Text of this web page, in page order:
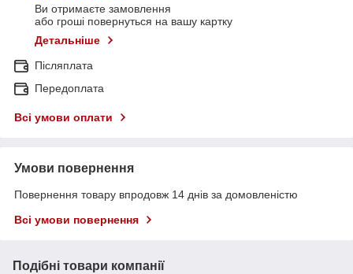
Ви отримаєте замовлення
або гроші повернуться на вашу картку
Детальніше
Післяплата
Передоплата
Всі умови оплати
Умови повернення
Повернення товару впродовж 14 днів за домовленістю
Всі умови повернення
Подібні товари компанії